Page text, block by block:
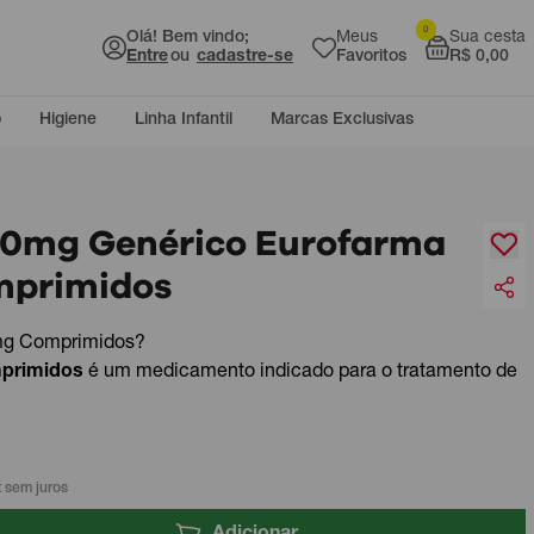
Olá! Bem vindo;
Entreou cadastre-se
Meus
Favoritos
Sua cesta
R$ 0,00
0
Higiene Linha Infantil Marcas Exclusivas
Genérico Eurofarma
Comprimidos?
é um medicamento indicado para o tratamento de
sem juros